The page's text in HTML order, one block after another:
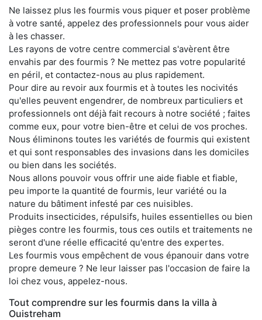
Ne laissez plus les fourmis vous piquer et poser problème
à votre santé, appelez des professionnels pour vous aider
à les chasser.
Les rayons de votre centre commercial s'avèrent être
envahis par des fourmis ? Ne mettez pas votre popularité
en péril, et contactez-nous au plus rapidement.
Pour dire au revoir aux fourmis et à toutes les nocivités
qu'elles peuvent engendrer, de nombreux particuliers et
professionnels ont déjà fait recours à notre société ; faites
comme eux, pour votre bien-être et celui de vos proches.
Nous éliminons toutes les variétés de fourmis qui existent
et qui sont responsables des invasions dans les domiciles
ou bien dans les sociétés.
Nous allons pouvoir vous offrir une aide fiable et fiable,
peu importe la quantité de fourmis, leur variété ou la
nature du bâtiment infesté par ces nuisibles.
Produits insecticides, répulsifs, huiles essentielles ou bien
pièges contre les fourmis, tous ces outils et traitements ne
seront d'une réelle efficacité qu'entre des expertes.
Les fourmis vous empêchent de vous épanouir dans votre
propre demeure ? Ne leur laisser pas l'occasion de faire la
loi chez vous, appelez-nous.
Tout comprendre sur les fourmis dans la villa à
Ouistreham